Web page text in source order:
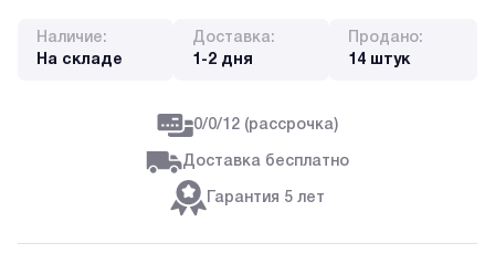
Наличие:
На складе
Доставка:
1-2 дня
Продано:
14 штук
0/0/12 (рассрочка)
Доставка бесплатно
Гарантия 5 лет